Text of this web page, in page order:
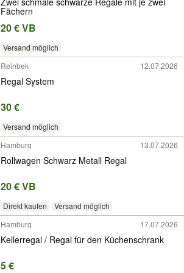
Fächern
20 € VB
Versand möglich
Reinbek 12.07.2026
Regal System
30 €
Versand möglich
Hamburg 13.07.2026
Rollwagen Schwarz Metall Regal
20 € VB
Direkt kaufen
Versand möglich
Hamburg
17.07.2026
Kellerregal / Regal für den Küchenschrank
5 €